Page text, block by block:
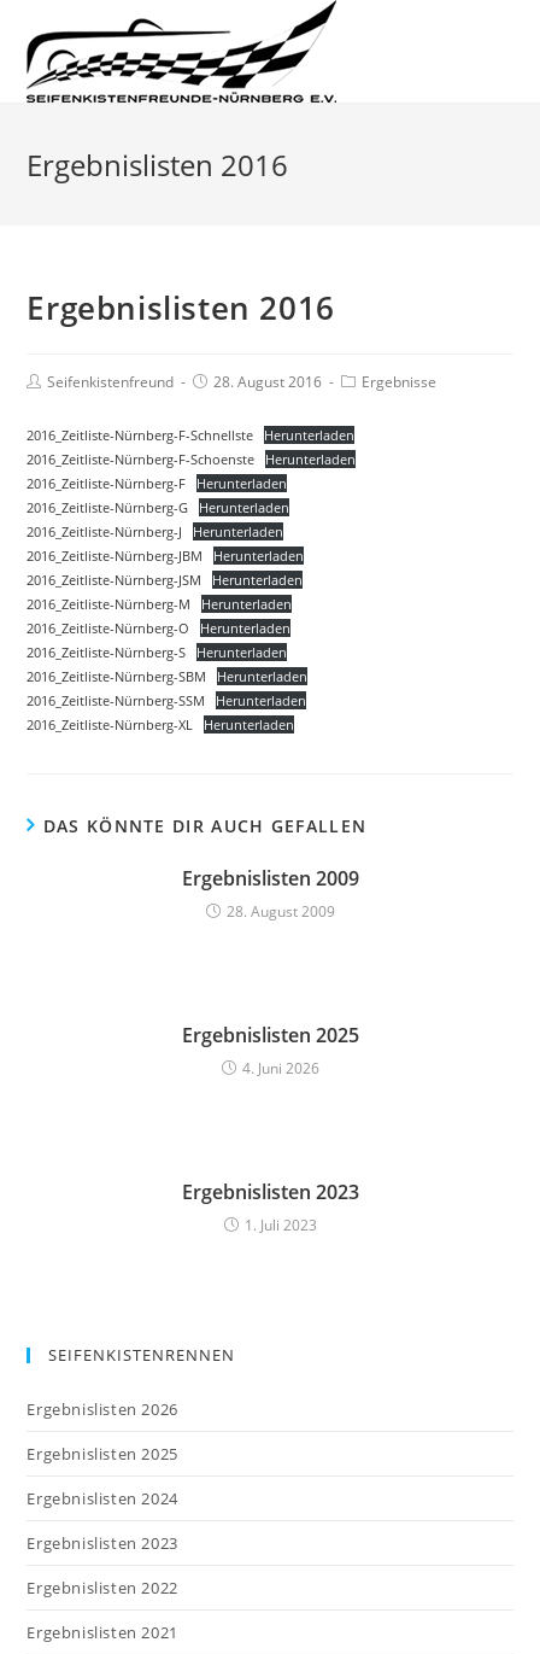
Ergebnislisten 2016
Ergebnislisten 2016
Seifenkistenfreund 28. August 2016 Ergebnisse
2016_Zeitliste-Nürnberg-F-Schnellste
Herunterladen
2016_Zeitliste-Nürnberg-F-Schoenste
Herunterladen
2016_Zeitliste-Nürnberg-F
Herunterladen
2016_Zeitliste-Nürnberg-G
Herunterladen
2016_Zeitliste-Nürnberg-J
Herunterladen
2016_Zeitliste-Nürnberg-JBM
Herunterladen
2016_Zeitliste-Nürnberg-JSM
Herunterladen
2016_Zeitliste-Nürnberg-M
Herunterladen
2016_Zeitliste-Nürnberg-O
Herunterladen
2016_Zeitliste-Nürnberg-S
Herunterladen
2016_Zeitliste-Nürnberg-SBM
Herunterladen
2016_Zeitliste-Nürnberg-SSM
Herunterladen
2016_Zeitliste-Nürnberg-XL
Herunterladen
DAS KÖNNTE DIR AUCH GEFALLEN
Ergebnislisten 2009
28. August 2009
Ergebnislisten 2025
4. Juni 2026
Ergebnislisten 2023
1. Juli 2023
SEIFENKISTENRENNEN
Ergebnislisten 2026
Ergebnislisten 2025
Ergebnislisten 2024
Ergebnislisten 2023
Ergebnislisten 2022
Ergebnislisten 2021